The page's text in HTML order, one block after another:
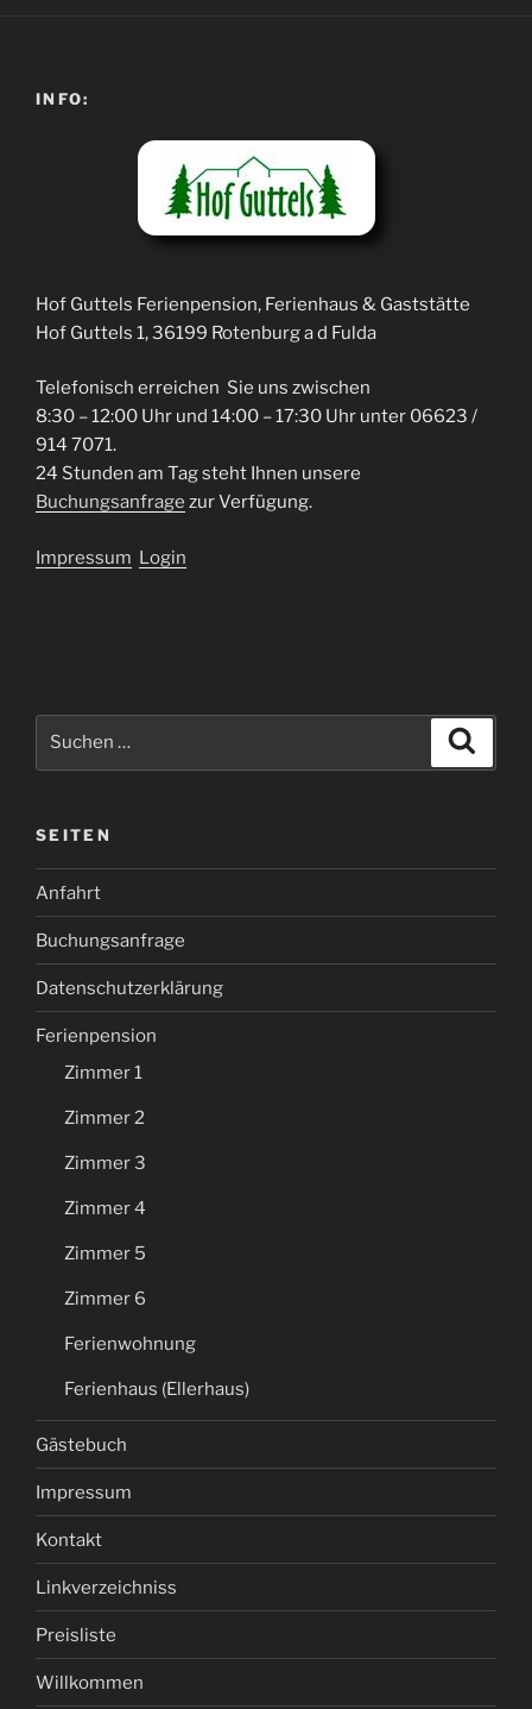
INFO:
Hof Guttels Ferienpension, Ferienhaus & Gaststätte
Hof Guttels 1, 36199 Rotenburg a d Fulda
Telefonisch erreichen Sie uns zwischen
8:30 – 12:00 Uhr und 14:00 – 17:30 Uhr unter 06623 /
914 7071.
24 Stunden am Tag steht Ihnen unsere
Buchungsanfrage zur Verfügung.
Impressum Login
SEITEN
Anfahrt
Buchungsanfrage
Datenschutzerklärung
Ferienpension
Zimmer 1
Zimmer 2
Zimmer 3
Zimmer 4
Zimmer 5
Zimmer 6
Ferienwohnung
Ferienhaus (Ellerhaus)
Gästebuch
Impressum
Kontakt
Linkverzeichniss
Preisliste
Willkommen